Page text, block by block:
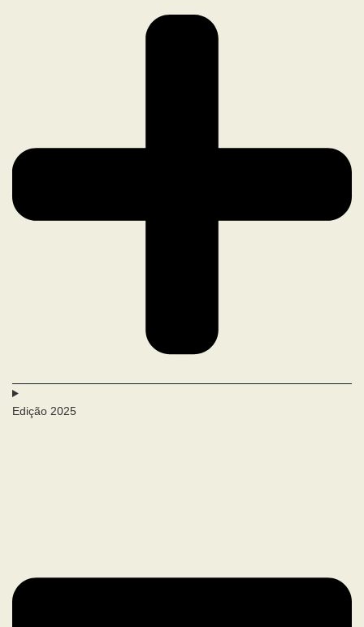
Edição 2025